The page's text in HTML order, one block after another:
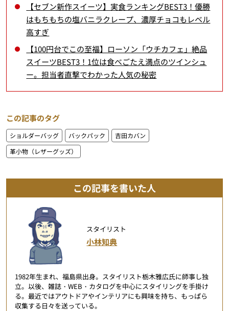
【セブン新作スイーツ】実食ランキングBEST3！優勝
はもちもちの塩バニラクレープ、濃厚チョコもレベル
高すぎ
【100円台でこの至福】ローソン「ウチカフェ」絶品
スイーツBEST3！1位は食べごたえ満点のツインシュ
ー。担当者直撃でわかった人気の秘密
この記事のタグ
ショルダーバッグ バックパック
吉田カバン
革小物（レザーグッズ）
この記事を書いた人
スタイリスト
小林知典
1982年生まれ、福島県出身。スタイリスト栃木雅広氏に師事し独
立。以後、雑誌・WEB・カタログを中心にスタイリングを手掛け
る。最近ではアウトドアやインテリアにも興味を持ち、もっぱら
収集する日々を送っている。